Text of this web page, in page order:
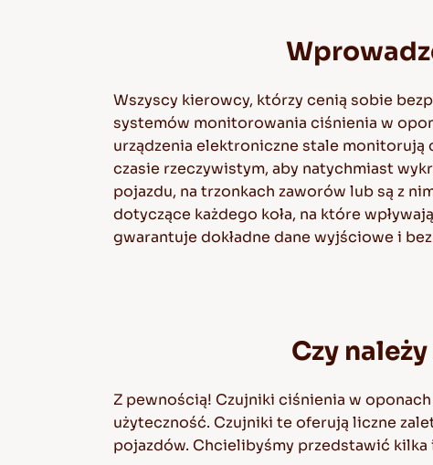
Wszyscy kierowcy, którzy cenią sobie
systemów monitorowania ciśnienia w
urządzenia elektroniczne stale
czasie rzeczywistym, aby natychmiast
pojazdu, na trzonkach zaworów lub są z
dotyczące każdego koła, na które
gwarantuje dokładne dane wyjściowe i
Czy
Z pewnością! Czujniki ciśnienia w
użyteczność. Czujniki te oferują liczne
pojazdów. Chcielibyśmy przedstawić